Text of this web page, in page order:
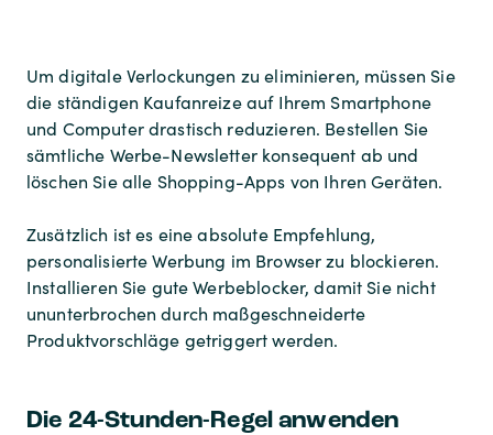
Um digitale Verlockungen zu eliminieren, müssen Sie
die ständigen Kaufanreize auf Ihrem Smartphone
und Computer drastisch reduzieren. Bestellen Sie
sämtliche Werbe-Newsletter konsequent ab und
löschen Sie alle Shopping-Apps von Ihren Geräten.
Zusätzlich ist es eine absolute Empfehlung,
personalisierte Werbung im Browser zu blockieren.
Installieren Sie gute Werbeblocker, damit Sie nicht
ununterbrochen durch maßgeschneiderte
Produktvorschläge getriggert werden.
Die 24-Stunden-Regel anwenden